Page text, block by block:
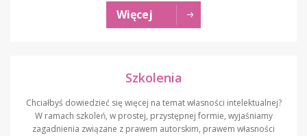
Więcej
Szkolenia
Chciałbyś dowiedzieć się więcej na temat własności intelektualnej?
W ramach szkoleń, w prostej, przystępnej formie, wyjaśniamy
zagadnienia związane z prawem autorskim, prawem własności